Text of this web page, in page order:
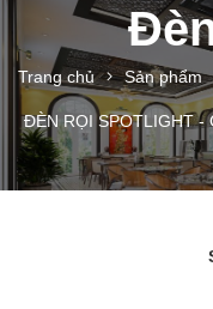
Trang chủ Sản phẩm
ĐÈN RỌI SPOTLIGHT -